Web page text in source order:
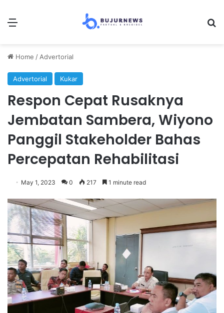
Menu
Home / Advertorial
Advertorial Kukar
Respon Cepat Rusaknya
Jembatan Sambera, Wiyono
Panggil Stakeholder Bahas
Percepatan Rehabilitasi
May 1, 2023 0 217 1 minute read